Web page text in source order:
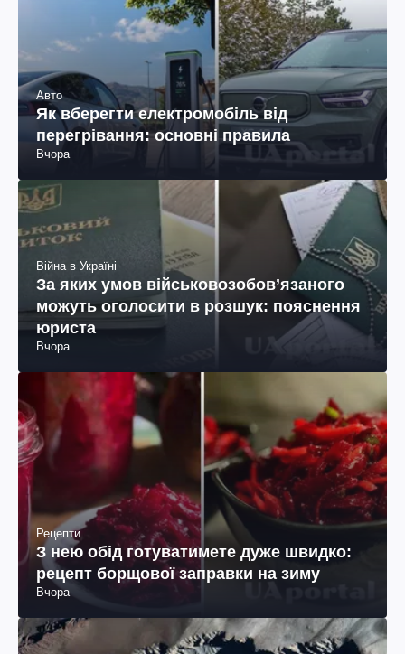
Авто
Як вберегти електромобіль від
перегрівання: основні правила
Вчора
Війна в Україні
За яких умов військовозобов’язаного
можуть оголосити в розшук: пояснення
юриста
Вчора
Рецепти
З нею обід готуватимете дуже швидко:
рецепт борщової заправки на зиму
Вчора